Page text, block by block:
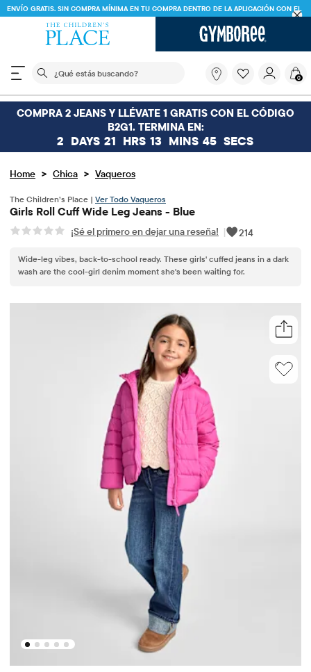
ENVÍO GRATIS. SIN COMPRA MÍNIMA EN TU COMPRA DENTRO DE LA APLICACIÓN CON EL
CÓDIGO
El siguiente campo de búsqueda filtra las
buscando?
0
COMPRA 2 JEANS Y LLÉVATE 1 GRATIS CON EL CÓDIGO
B2G1. TERMINA EN:
2 DAYS 21 HRS 13 MINS 44 SECS
Home > Chica > Vaqueros
The Children’s Place | Ver Todo Vaqueros
Girls Roll Cuff Wide Leg Jeans - Blue
¡Sé el primero en dejar una reseña! | 214
Wide-leg vibes, back-to-school ready. These girls' cuffed jeans in a dark
wash are the cool-girl denim moment she's been waiting for.